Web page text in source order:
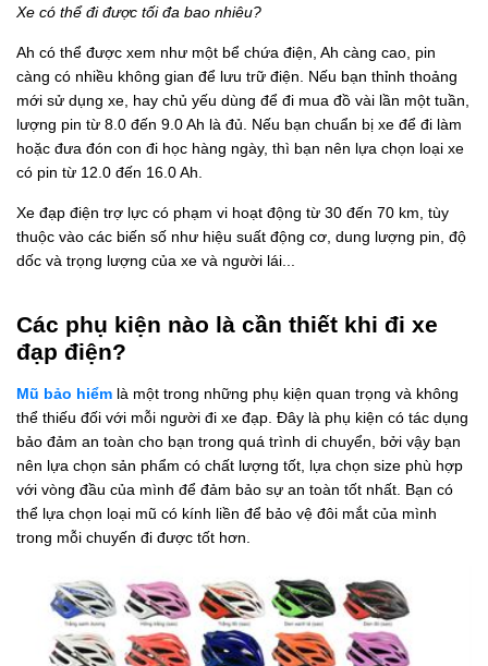
Xe có thể đi được tối đa bao nhiêu?
Ah có thể được xem như một bể chứa điện, Ah càng cao, pin
càng có nhiều không gian để lưu trữ điện. Nếu bạn thỉnh thoảng
mới sử dụng xe, hay chủ yếu dùng để đi mua đồ vài lần một tuần,
lượng pin từ 8.0 đến 9.0 Ah là đủ. Nếu bạn chuẩn bị xe để đi làm
hoặc đưa đón con đi học hàng ngày, thì bạn nên lựa chọn loại xe
có pin từ 12.0 đến 16.0 Ah.
Xe đạp điện trợ lực có phạm vi hoạt động từ 30 đến 70 km, tùy
thuộc vào các biến số như hiệu suất động cơ, dung lượng pin, độ
dốc và trọng lượng của xe và người lái...
Các phụ kiện nào là cần thiết khi đi xe
đạp điện?
Mũ bảo hiểm là một trong những phụ kiện quan trọng và không
thể thiếu đối với mỗi người đi xe đạp. Đây là phụ kiện có tác dụng
bảo đảm an toàn cho bạn trong quá trình di chuyển, bởi vậy bạn
nên lựa chọn sản phẩm có chất lượng tốt, lựa chọn size phù hợp
với vòng đầu của mình để đảm bảo sự an toàn tốt nhất. Bạn có
thể lựa chọn loại mũ có kính liền để bảo vệ đôi mắt của mình
trong mỗi chuyến đi được tốt hơn.